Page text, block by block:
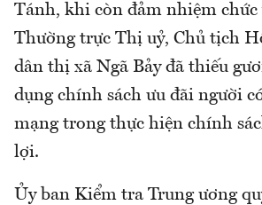
Tánh, khi còn đảm nhiệm
Thường trực Thị uỷ, Chủ tịch
dân thị xã Ngã Bảy đã thiếu
dụng chính sách ưu đãi người
mạng trong thực hiện chính
lợi.
Ủy ban Kiểm tra Trung ương